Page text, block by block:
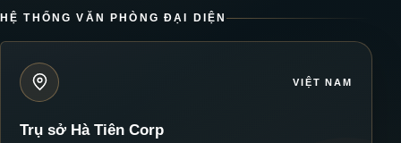
HỆ THỐNG VĂN PHÒNG ĐẠI DIỆN
VIỆT NAM
Trụ sở Hà Tiên Corp